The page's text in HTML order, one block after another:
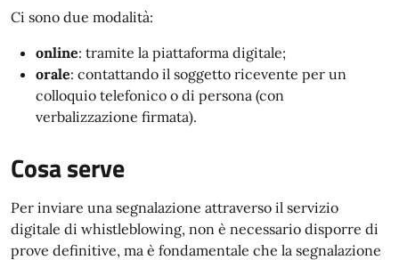
Ci sono due modalità:
online: tramite la piattaforma digitale;
orale: contattando il soggetto ricevente per un
colloquio telefonico o di persona (con
verbalizzazione firmata).
Cosa serve
Per inviare una segnalazione attraverso il servizio
digitale di whistleblowing, non è necessario disporre di
prove definitive, ma è fondamentale che la segnalazione